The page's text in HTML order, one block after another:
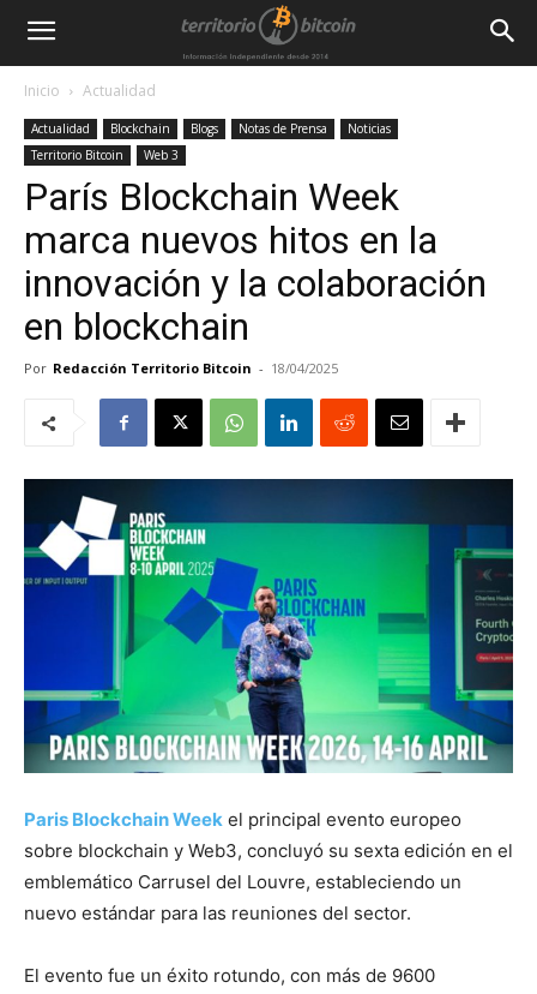
Inicio Actualidad
Actualidad Blockchain Blogs Notas de Prensa
Noticias
Territorio Bitcoin
Web 3
París Blockchain Week
marca nuevos hitos en la
innovación y la colaboración
en blockchain
Por Redacción Territorio Bitcoin - 18/04/2025
Paris Blockchain Week el principal evento europeo
sobre blockchain y Web3, concluyó su sexta edición en el
emblemático Carrusel del Louvre, estableciendo un
nuevo estándar para las reuniones del sector.
El evento fue un éxito rotundo, con más de 9600